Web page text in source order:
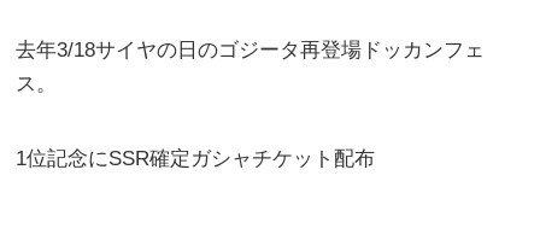
去年3/18サイヤの日のゴジータ再登場ドッカンフェ
ス。
1位記念にSSR確定ガシャチケット配布